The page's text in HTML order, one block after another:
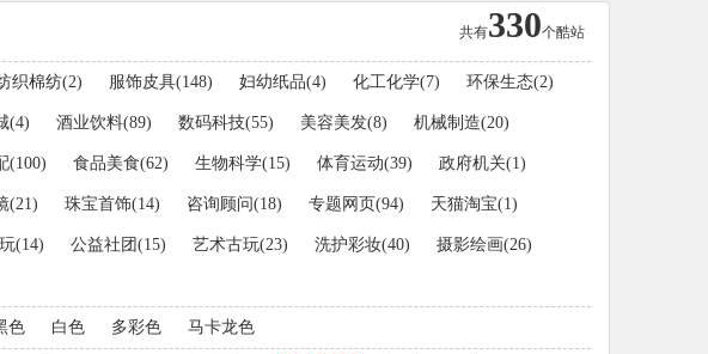
共有330个酷站
织棉纺(2) 服饰皮具(148) 妇幼纸品(4) 化工化学(7) 环保生态(2)
(4) 酒业饮料(89) 数码科技(55) 美容美发(8) 机械制造(20)
(100) 食品美食(62) 生物科学(15) 体育运动(39) 政府机关(1)
(21) 珠宝首饰(14) 咨询顾问(18) 专题网页(94) 天猫淘宝(1)
(14) 公益社团(15) 艺术古玩(23) 洗护彩妆(40) 摄影绘画(26)
色 白色 多彩色 马卡龙色